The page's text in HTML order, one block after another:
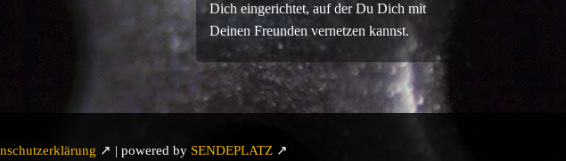
Dich eingerichtet, auf der Du Dich mit
Deinen Freunden vernetzen kannst.
↗ | powered by SENDEPLATZ ↗